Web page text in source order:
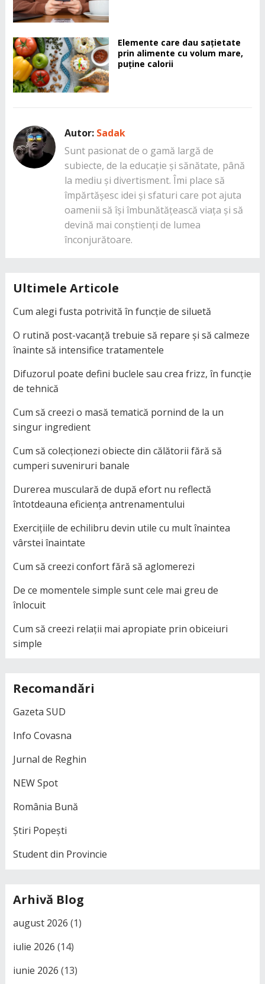
Elemente care dau sațietate
prin alimente cu volum mare,
puține calorii
Autor: Sadak
Sunt pasionat de o gamă largă de
subiecte, de la educație și sănătate, până
la mediu și divertisment. Îmi place să
împărtășesc idei și sfaturi care pot ajuta
oamenii să își îmbunătățească viața și să
devină mai conștienți de lumea
înconjurătoare.
Ultimele Articole
Cum alegi fusta potrivită în funcție de siluetă
O rutină post-vacanță trebuie să repare și să calmeze
înainte să intensifice tratamentele
Difuzorul poate defini buclele sau crea frizz, în funcție
de tehnică
Cum să creezi o masă tematică pornind de la un
singur ingredient
Cum să colecționezi obiecte din călătorii fără să
cumperi suveniruri banale
Durerea musculară de după efort nu reflectă
întotdeauna eficiența antrenamentului
Exercițiile de echilibru devin utile cu mult înaintea
vârstei înaintate
Cum să creezi confort fără să aglomerezi
De ce momentele simple sunt cele mai greu de
înlocuit
Cum să creezi relații mai apropiate prin obiceiuri
simple
Recomandări
Gazeta SUD
Info Covasna
Jurnal de Reghin
NEW Spot
România Bună
Știri Popești
Student din Provincie
Arhivă Blog
august 2026 (1)
iulie 2026 (14)
iunie 2026 (13)